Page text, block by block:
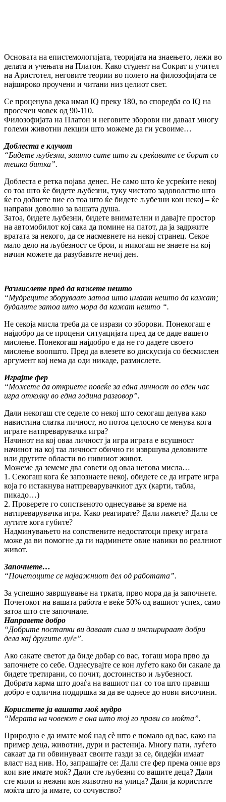
Основата на епистемологијата, теоријата на знаењето, лежи во
делата и учењата на Платон. Како студент на Сократ и учител
на Аристотел, неговите теории во полето на филозофијата се
најшироко проучени и читани низ целиот свет.
Се проценува дека имал IQ преку 180, во споредба со IQ на
просечен човек од 90-110.
Филозофијата на Платон и неговите зборови ни даваат многу
големи животни лекции што можеме да ги усвоиме…
Доблеста е клучот
“Бидете љубезни, зашто сите што ги среќавате се борат со
тешка битка”.
Доблеста е ретка појава денес. Не само што ќе усреќите некој
со тоа што ќе бидете љубезни, туку чистото задоволство што
ќе го добиете вие со тоа што ќе бидете љубезни кон некој – ќе
направи доволно за вашата душа.
Затоа, бидете љубезни, бидете внимателни и давајте простор
на автомобилот кој сака да помине на патот, да ја задржите
вратата за некого, да се насмевнете на некој странец. Секое
мало дело на љубезност се брои, и никогаш не знаете на кој
начин можете да разубавите нечиј ден.
Размислете пред да кажете нешто
“Мудреците зборуваат затоа што имаат нешто да кажат;
будалите затоа што мора да кажат нешто “.
Не секоја мисла треба да се изрази со зборови. Понекогаш е
најдобро да се процени ситуацијата пред да се даде вашето
мислење. Понекогаш најдобро е да не го дадете своето
мислење воопшто. Пред да влезете во дискусија со бесмислен
аргумент кој нема да оди никаде, размислете.
Играјте фер
“Можете да откриете повеќе за една личност во еден час
игра отколку во една година разговор”.
Дали некогаш сте седеле со некој што секогаш делува како
навистина слатка личност, но потоа целосно се менува кога
играте натпреварувачка игра?
Начинот на кој оваа личност ја игра играта е всушност
начинот на кој таа личност обично ги извршува деловните
или другите области во нивниот живот.
Можеме да земеме два совети од оваа негова мисла…
1. Секогаш кога ќе запознаете некој, обидете се да играте игра
која го истакнува натпреварувачкиот дух (карти, табла,
пикадо…)
2. Проверете го сопственото однесување за време на
натпреварувачка игра. Како реагирате? Дали лажете? Дали се
лутите кога губите?
Надминувањето на сопствените недостатоци преку играта
може да ви помогне да ги надминете овие навики во реалниот
живот.
Започнете…
“Почетоците се најважниот дел од работата”.
За успешно завршување на трката, прво мора да ја започнете.
Почетокот на вашата работа е веќе 50% од вашиот успех, само
затоа што сте започнале.
Направете добро
“Добрите постапки ви даваат сила и инспирираат добри
дела кај другите луѓе”.
Ако сакате светот да биде добар со вас, тогаш мора прво да
започнете со себе. Однесувајте се кон луѓето како би сакале да
бидете третирани, со почит, достоинство и љубезност.
Добрата карма што доаѓа на вашиот пат со тоа што правиш
добро е одлична поддршка за да ве однесе до нови височини.
Користете ја вашата моќ мудро
“Мерата на човекот е она што тој го прави со моќта”.
Природно е да имате моќ над сè што е помало од вас, како на
пример деца, животни, дури и растенија. Многу пати, луѓето
сакаат да ги обвинуваат своите газди за се, бидејќи имаат
власт над нив. Но, запрашајте се: Дали сте фер према оние врз
кои вие имате моќ? Дали сте љубезни со вашите деца? Дали
сте мили и нежни кон животно на улица? Дали ја користите
моќта што ја имате, со сочувство?